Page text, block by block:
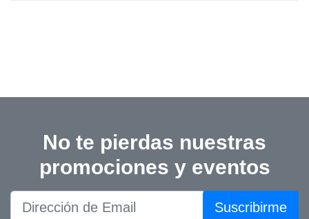
No te pierdas nuestras
promociones y eventos
Suscribirme